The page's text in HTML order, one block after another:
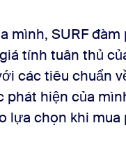
mình, SURF
tính tuân thủ
các tiêu chuẩn
hiện của
lựa chọn khi